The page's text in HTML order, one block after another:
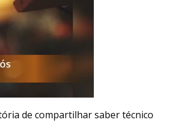
de compartilhar saber técnico